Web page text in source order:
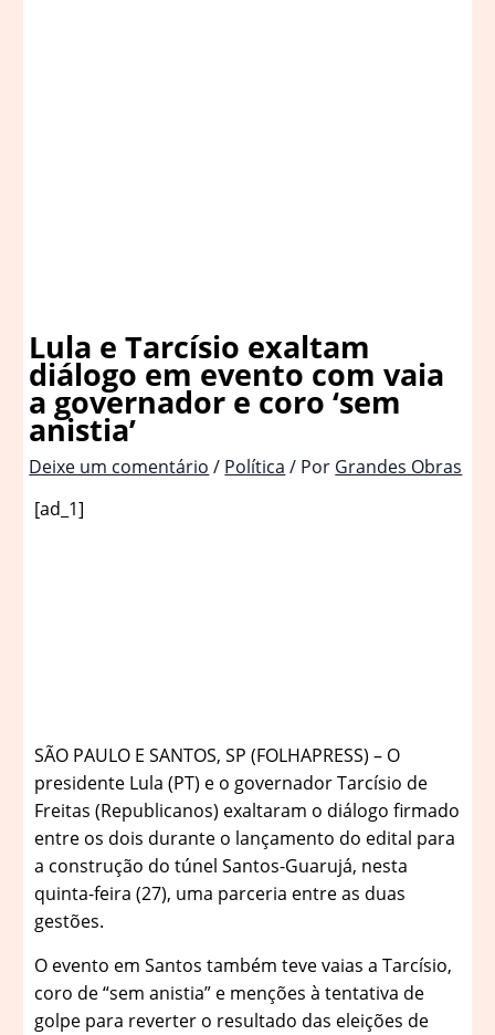
Lula e Tarcísio exaltam
diálogo em evento com vaia
a governador e coro ‘sem
anistia’
Deixe um comentário / Política / Por Grandes Obras
[ad_1]
SÃO PAULO E SANTOS, SP (FOLHAPRESS) – O
presidente Lula (PT) e o governador Tarcísio de
Freitas (Republicanos) exaltaram o diálogo firmado
entre os dois durante o lançamento do edital para
a construção do túnel Santos-Guarujá, nesta
quinta-feira (27), uma parceria entre as duas
gestões.
O evento em Santos também teve vaias a Tarcísio,
coro de “sem anistia” e menções à tentativa de
golpe para reverter o resultado das eleições de